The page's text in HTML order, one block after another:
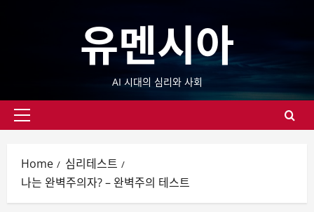
유멘시아
AI 시대의 심리와 사회
Primary
Home
심리테스트
나는 완벽주의자? – 완벽주의 테스트